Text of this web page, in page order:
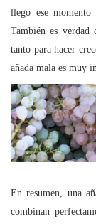
llegó ese
También es verdad
tanto para hacer
añada mala es muy
En resumen, una
combinan